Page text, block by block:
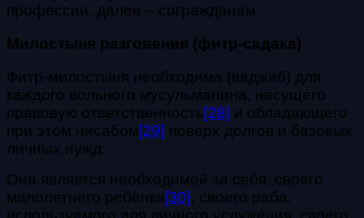
профессии, далее – согражданам.
Милостыня разговения (фитр-садака)
Фитр-милостыня необходима (ваджиб) для
каждого вольного мусульманина, несущего
правовую ответственность[28] и обладающего
при этом нисабом[29] поверх долгов и базовых
личных нужд.
Она является необходимой за себя, своего
малолетнего ребенка[30], своего раба,